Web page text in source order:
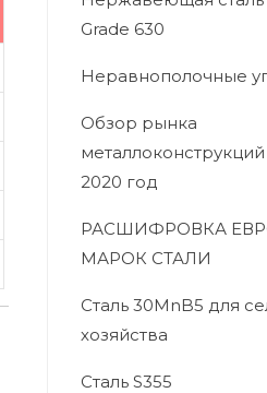
Grade 630
Неравнополочные
Обзор рынка
2020 год
РАСШИФРОВКА
МАРОК СТАЛИ
Сталь 30MnB5 для
хозяйства
Сталь S355